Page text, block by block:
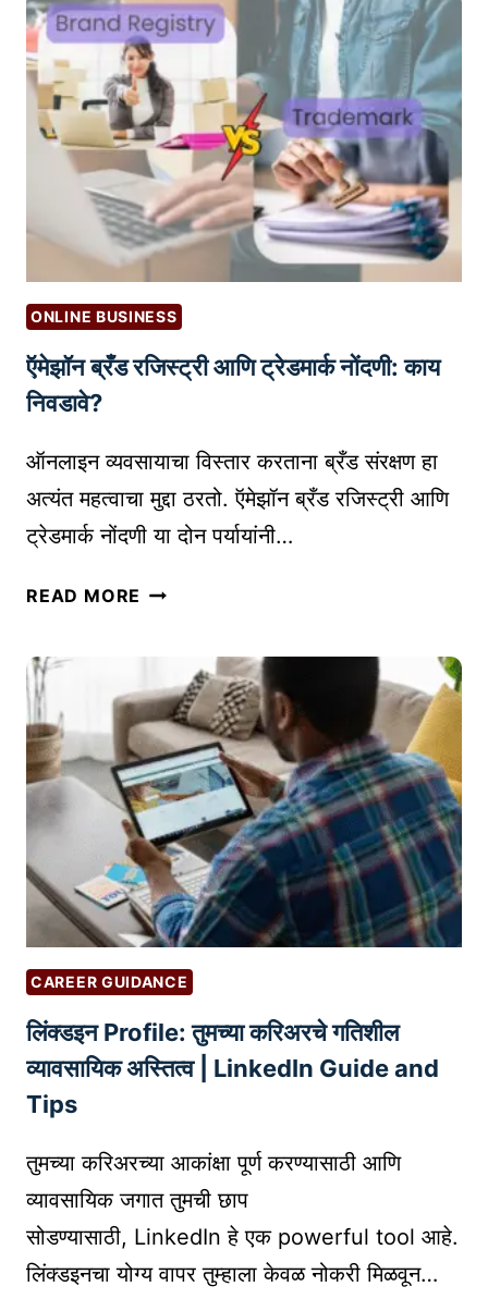
Z
O
N
B
R
A
N
D
R
E
G
I
S
A
I
O
मु
व्य
व
सा
या
ला
हो
णा
रे
ला
भ
ONLINE BUSINESS
ऍमेझॉन ब्रँड रजिस्ट्री आणि ट्रेडमार्क नोंदणी: काय
निवडावे?
ऑनलाइन व्यवसायाचा विस्तार करताना ब्रँड संरक्षण हा
अत्यंत महत्वाचा मुद्दा ठरतो. ऍमेझॉन ब्रँड रजिस्ट्री आणि
ट्रेडमार्क नोंदणी या दोन पर्यायांनी…
READ MORE
ब्रँ
ड
र
जि
स्ट्री
आ
णि
ट्रे
ड
मा
र्क
नों
द
नि
व
डा
CAREER GUIDANCE
लिंक्डइन Profile: तुमच्या करिअरचे गतिशील
व्यावसायिक अस्तित्व | LinkedIn Guide and
Tips
तुमच्या करिअरच्या आकांक्षा पूर्ण करण्यासाठी आणि
व्यावसायिक जगात तुमची छाप
सोडण्यासाठी, LinkedIn हे एक powerful tool आहे.
लिंक्डइनचा योग्य वापर तुम्हाला केवळ नोकरी मिळवून…